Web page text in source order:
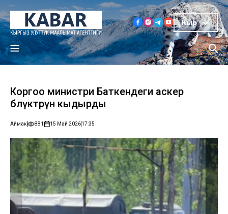
Кыр
Коргоо министри Баткендеги аскер
бөлүктөрүн кыдырды
Аймак 881 15 Май 202617:35